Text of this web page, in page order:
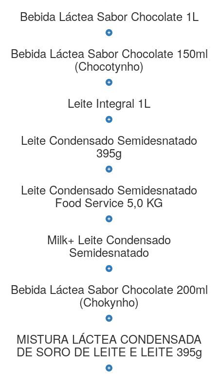
Bebida Láctea Sabor Chocolate 1L
Bebida Láctea Sabor Chocolate 150ml
(Chocotynho)
Leite Integral 1L
Leite Condensado Semidesnatado
395g
Leite Condensado Semidesnatado
Food Service 5,0 KG
Milk+ Leite Condensado
Semidesnatado
Bebida Láctea Sabor Chocolate 200ml
(Chokynho)
MISTURA LÁCTEA CONDENSADA
DE SORO DE LEITE E LEITE 395g